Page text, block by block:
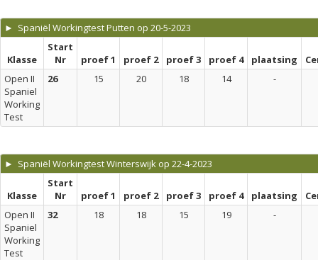
► Spaniël Workingtest Putten op 20-5-2023
Klasse
Start
Nr
proef 1 proef 2 proef 3 proef 4 plaatsing
Open II
Spaniel
Working
Test
26 15 20 18 14 -
► Spaniël Workingtest Winterswijk op 22-4-2023
Klasse
Start
Nr
proef 1 proef 2 proef 3 proef 4 plaatsing
Open II
Spaniel
Working
Test
32 18 18 15 19 -